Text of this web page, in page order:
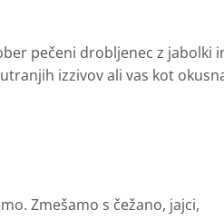
pečeni drobljenec z
izzivov ali vas kot
Zmešamo s čežano, jajci,